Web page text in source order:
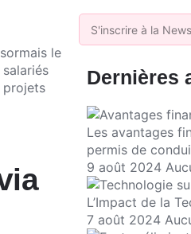
le
projets
Dernières
Les avantages
permis de
9 août 2024
L’Impact de la
7 août 2024